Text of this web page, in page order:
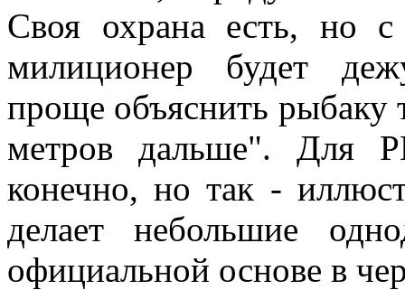
Своя охрана есть, но
милиционер будет
проще объяснить рыбаку
метров дальше". Для
конечно, но так -
делает небольшие
официальной основе в